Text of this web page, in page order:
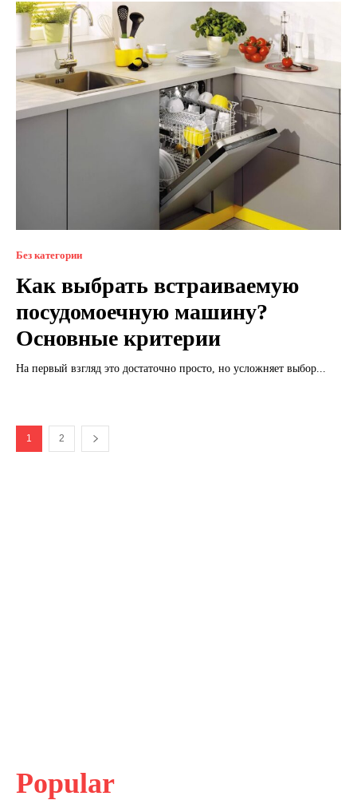
Без категории
Как выбрать встраиваемую
посудомоечную машину?
Основные критерии
На первый взгляд это достаточно просто, но усложняет выбор...
1 2
Popular